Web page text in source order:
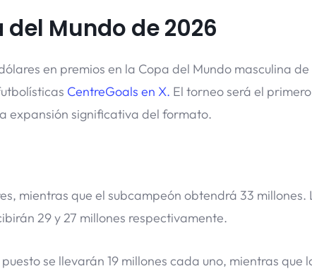
Mundo de 2026
en premios en la Copa del Mundo masculina
CentreGoals en X. El torneo será el
expansión significativa del formato.
mientras que el subcampeón obtendrá 33 millones.
29 y 27 millones respectivamente.
se llevarán 19 millones cada uno, mientras que